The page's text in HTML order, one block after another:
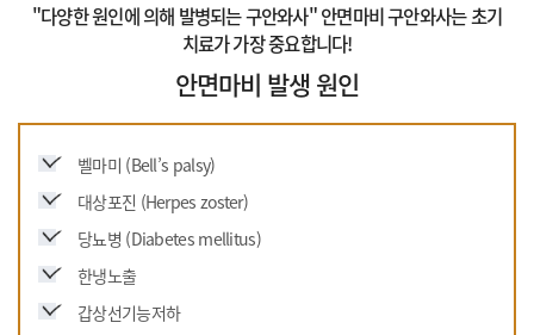
"다양한 원인에 의해 발병되는 구안와사"안면마비 구안와사는 초기
치료가 가장 중요합니다!
안면마비 발생 원인
벨마미 (Bell’s palsy)
대상포진 (Herpes zoster)
당뇨병 (Diabetes mellitus)
한냉노출
갑상선기능저하